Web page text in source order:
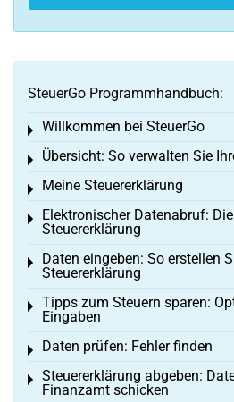
SteuerGo Programmhandbuch:
Willkommen bei SteuerGo
Toggle menu
Übersicht: So verwalten Sie
Toggle menu
Meine Steuererklärung
Toggle menu
Elektronischer Datenabruf:
Steuererklärung
Toggle menu
Daten eingeben: So erstellen
Steuererklärung
Toggle menu
Tipps zum Steuern sparen:
Eingaben
Toggle menu
Daten prüfen: Fehler finden
Toggle menu
Steuererklärung abgeben:
Finanzamt schicken
Toggle menu